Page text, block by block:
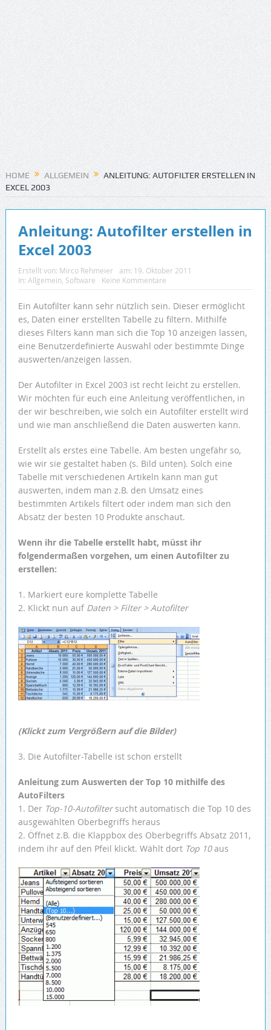
HOME ALLGEMEIN
ANLEITUNG: AUTOFILTER ERSTELLEN IN
EXCEL 2003
Anleitung: Autofilter erstellen in
Excel 2003
Erstellt von: Mirco Rehmeier am: 19. Oktober 2011
In: Allgemein Software Keine Kommentare
Ein Autofilter kann sehr nützlich sein. Dieser ermöglicht
es, Daten einer erstellten Tabelle zu filtern. Mithilfe
dieses Filters kann man sich die Top 10 anzeigen lassen,
eine Benutzerdefinierte Auswahl oder bestimmte Dinge
auswerten/anzeigen lassen.
Der Autofilter in Excel 2003 ist recht leicht zu erstellen.
Wir möchten für euch eine Anleitung veröffentlichen, in
der wir beschreiben, wie solch ein Autofilter erstellt wird
und wie man anschließend die Daten auswerten kann.
Erstellt als erstes eine Tabelle. Am besten ungefähr so,
wie wir sie gestaltet haben (s. Bild unten). Solch eine
Tabelle mit verschiedenen Artikeln kann man gut
auswerten, indem man z.B. den Umsatz eines
bestimmten Artikels filtert oder indem man sich den
Absatz der besten 10 Produkte anschaut.
Wenn ihr die Tabelle erstellt habt, müsst ihr
folgendermaßen vorgehen, um einen Autofilter zu
erstellen:
1. Markiert eure komplette Tabelle
2. Klickt nun auf Daten > Filter > Autofilter
(Klickt zum Vergrößern auf die Bilder)
3. Die Autofilter-Tabelle ist schon erstellt
Anleitung zum Auswerten der Top 10 mithilfe des
AutoFilters
1. Der Top-10-Autofiltersucht automatisch die Top 10 des
ausgewählten Oberbegriffs heraus
2. Öffnet z.B. die Klappbox des Oberbegriffs Absatz 2011,
indem ihr auf den Pfeil klickt. Wählt dort Top 10aus